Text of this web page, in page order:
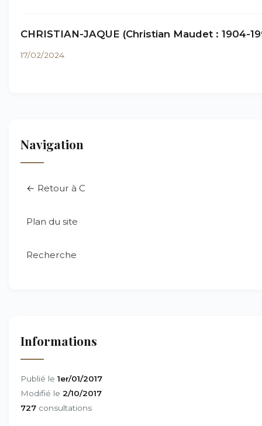
CHRISTIAN-JAQUE (Christian Maudet : 1904-
17/02/2024
Navigation
← Retour à C
Plan du site
Recherche
Informations
Publié le 1er/01/2017
Modifié le 2/10/2017
727 consultations